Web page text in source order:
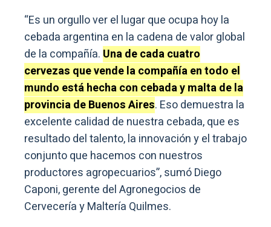
“Es un orgullo ver el lugar que ocupa hoy la
cebada argentina en la cadena de valor global
de la compañía. Una de cada cuatro
cervezas que vende la compañía en todo el
mundo está hecha con cebada y malta de la
provincia de Buenos Aires. Eso demuestra la
excelente calidad de nuestra cebada, que es
resultado del talento, la innovación y el trabajo
conjunto que hacemos con nuestros
productores agropecuarios”, sumó Diego
Caponi, gerente del Agronegocios de
Cervecería y Maltería Quilmes.